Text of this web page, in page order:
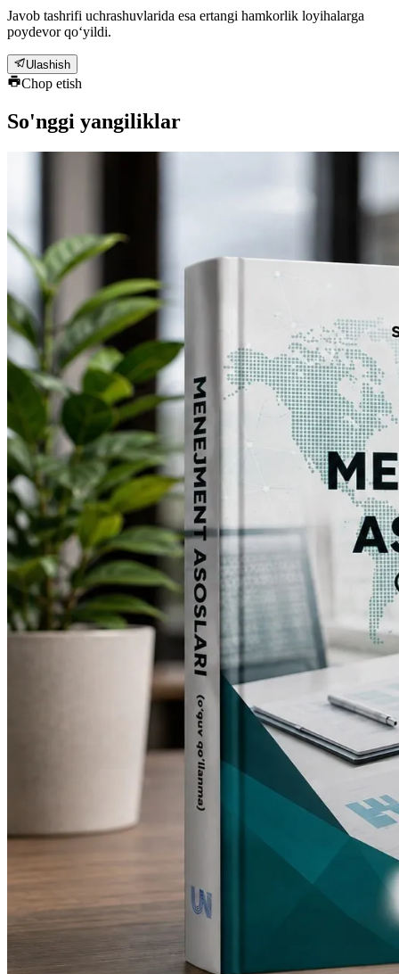
Javob tashrifi uchrashuvlarida esa ertangi hamkorlik loyihalarga
poydevor qo‘yildi.
Ulashish
Chop etish
So'nggi yangiliklar